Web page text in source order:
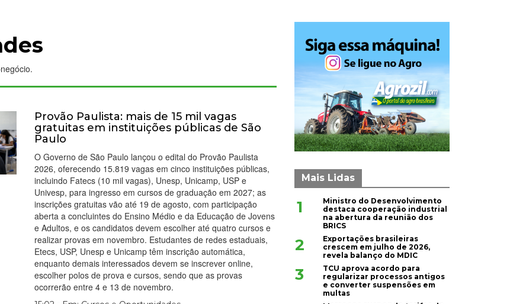
Provão Paulista: mais de 15 mil vagas
gratuitas em instituições públicas de São
Paulo
O Governo de São Paulo lançou o edital do Provão Paulista
2026, oferecendo 15.819 vagas em cinco instituições públicas,
incluindo Fatecs (10 mil vagas), Unesp, Unicamp, USP e
Univesp, para ingresso em cursos de graduação em 2027; as
inscrições gratuitas vão até 19 de agosto, com participação
aberta a concluintes do Ensino Médio e da Educação de Jovens
e Adultos, e os candidatos devem escolher até quatro cursos e
realizar provas em novembro. Estudantes de redes estaduais,
Etecs, USP, Unesp e Unicamp têm inscrição automática,
enquanto demais interessados devem se inscrever online,
escolher polos de prova e cursos, sendo que as provas
ocorrerão entre 4 e 13 de novembro.
Mais Lidas
1
Ministro do Desenvolvimento
destaca cooperação industrial
na abertura da reunião dos
BRICS
2
Exportações brasileiras
crescem em julho de 2026,
revela balanço do MDIC
3
TCU aprova acordo para
regularizar processos antigos
e converter suspensões em
multas